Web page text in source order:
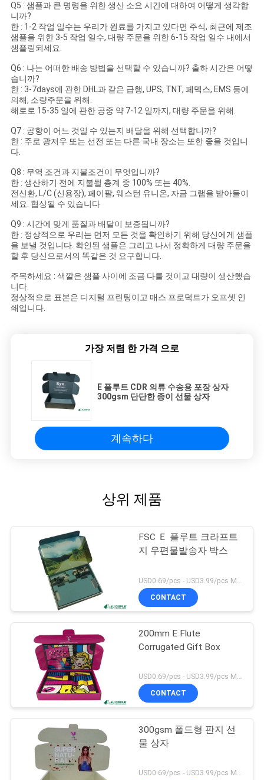
Q5 : 샘플과 큰 명령을 위한 생산 소요 시간에 대하여 어떻게 생각합
니까?
한 : 1-2 작업 일수는 우리가 원료를 가지고 있다면 주식, 최근에 제조
샘플을 위한 3-5 작업 일수, 대량 주문을 위한 6-15 작업 일수 내에서
샘플링되세요.
Q6 : 나는 어떠한 배송 방법을 선택할 수 있습니까? 출하 시간은 어떻
습니까?
한 : 3-7days에 관한 DHL과 같은 급행, UPS, TNT, 페덱스, EMS 등에
의해, 소량주문을 위해.
해로로 15-35 일에 관한 공중 약 7-12 일까지, 대량 주문을 위해.
Q7 : 공항이 어느 것일 수 있는지 배달을 위해 선택합니까?
한 : 주로 광저우 또는 선전 또는 다른 국내 장소는 또한 좋을 것입니
다.
Q8 : 무역 조건과 지불조건이 무엇입니까?
한 : 생산하기 전에 지불될 총계 중 100% 또는 40%.
전신환, L/C (신용장), 페이팔, 웨스턴 유니온, 자금 그램을 받아들이
세요. 협상될 수 있습니다
Q9 : 시간에 맞게 품질과 배달이 보증됩니까?
한 : 정상적으로 우리는 먼저 모든 것을 확인하기 위해 당신에게 샘플
을 보낼 것입니다. 확인된 샘플은 그리고 나서 정확하게 대량 주문을
할 후 당신으로서의 똑같은 것 요구합니다.
주목하세요 : 색깔은 샘플 사이에 조금 다를 것이고 대량이 생산했습
니다.
정상적으로 표본은 디지털 프린팅이고 매스 프로덕트가 오프셋 인
쇄입니다.
가장 저렴 한 가격 으로
E 플루트 CDR 의류 수송용 포장 상자
300gsm 단단한 종이 선물 상자
계속하다
상위 제품
FSC Ｅ 플루트 크라프트
지 우편물발송자 박스
CONTACT
200mm E Flute
Corrugated Gift Box
USD0.69/pcs - USD3.99/pcs MOQ:100 PC
CONTACT
300gsm 폴드형 판지 선
물 상자
USD0.69/pcs - USD3.99/pcs MOQ:100 PC